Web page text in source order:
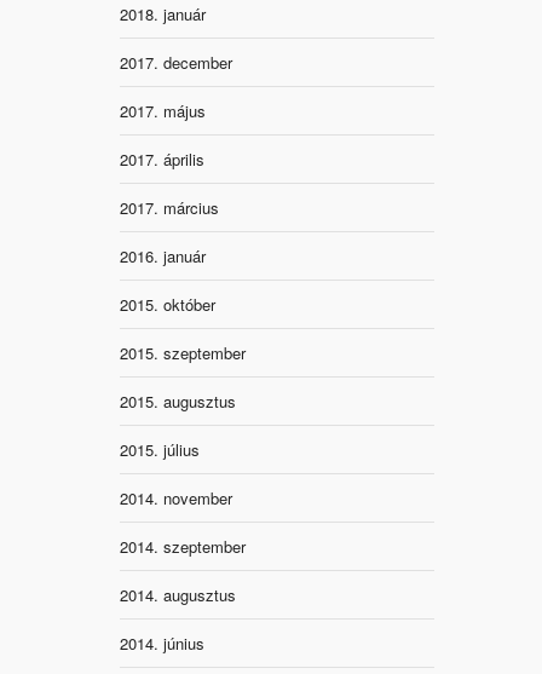
2018. január
2017. december
2017. május
2017. április
2017. március
2016. január
2015. október
2015. szeptember
2015. augusztus
2015. július
2014. november
2014. szeptember
2014. augusztus
2014. június